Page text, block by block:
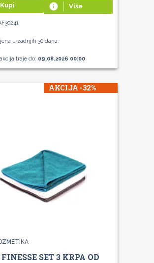
Kupi info Više
u zadnjih 30 dana:
traje do: 09.08.2026 00:00
AKCIJA -32%
SET 3 KRPA OD